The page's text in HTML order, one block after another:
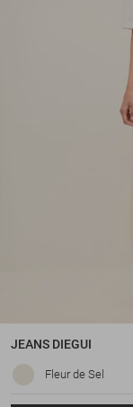
JEANS DIEGUI
Fleur de Sel